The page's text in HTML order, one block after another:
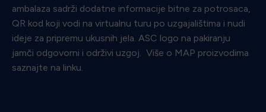
ambalaza sadrži dodatne informacije bitne za potrosaca,
QR kod koji vodi na virtualnu turu po uzgajalištima i nudi
ideje za pripremu ukusnih jela. ASC logo na pakiranju
jamči odgovorni i održivi uzgoj. Više o MAP proizvodima
saznajte na linku.